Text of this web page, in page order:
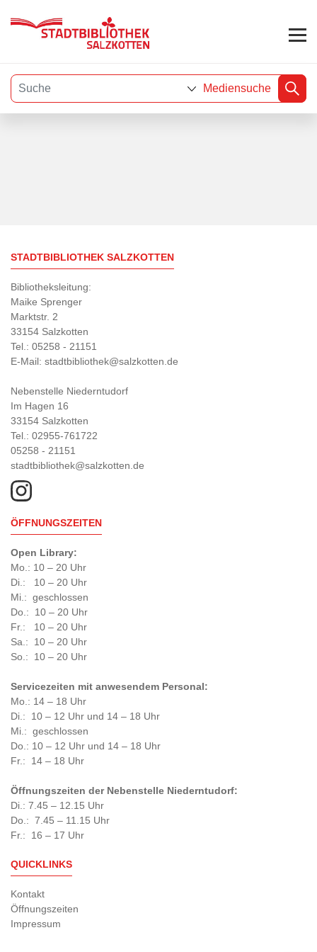
Mediensuche
STADTBIBLIOTHEK SALZKOTTEN
Bibliotheksleitung:
Maike Sprenger
Marktstr. 2
33154 Salzkotten
Tel.: 05258 - 21151
E-Mail: stadtbibliothek@salzkotten.de
Nebenstelle Niederntudorf
Im Hagen 16
33154 Salzkotten
Tel.: 02955-761722
05258 - 21151
stadtbibliothek@salzkotten.de
ÖFFNUNGSZEITEN
Open Library:
Mo.: 10 – 20 Uhr
Di.: 10 – 20 Uhr
Mi.: geschlossen
Do.: 10 – 20 Uhr
Fr.: 10 – 20 Uhr
Sa.: 10 – 20 Uhr
So.: 10 – 20 Uhr
Servicezeiten mit anwesendem Personal:
Mo.: 14 – 18 Uhr
Di.: 10 – 12 Uhr und 14 – 18 Uhr
Mi.: geschlossen
Do.: 10 – 12 Uhr und 14 – 18 Uhr
Fr.: 14 – 18 Uhr
Öffnungszeiten der Nebenstelle Niederntudorf:
Di.: 7.45 – 12.15 Uhr
Do.: 7.45 – 11.15 Uhr
Fr.: 16 – 17 Uhr
QUICKLINKS
Kontakt
Öffnungszeiten
Impressum